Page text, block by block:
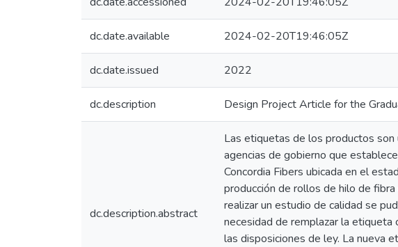
dc.date.available 2024-02-20T19:46:05Z
dc.date.issued 2022
dc.description Design Project Article for the
dc.description.abstract
Las etiquetas de los productos son
agencias de gobierno que
Concordia Fibers ubicada en el
producción de rollos de hilo de
realizar un estudio de calidad se
necesidad de remplazar la etiqueta
las disposiciones de ley. La nueva